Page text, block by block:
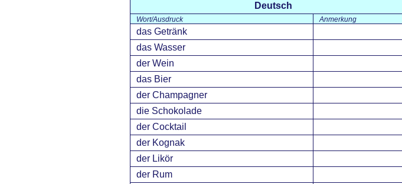
Deutsch
Wort/Ausdruck Anmerkung
das Getränk
das Wasser
der Wein
das Bier
der Champagner
die Schokolade
der Cocktail
der Kognak
der Likör
der Rum